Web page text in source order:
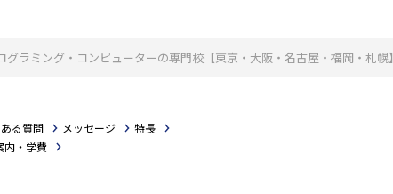
ラミング・コンピューターの専門校【東京・大阪・名古屋・福岡・札幌】
る質問 メッセージ
特長
内・学費